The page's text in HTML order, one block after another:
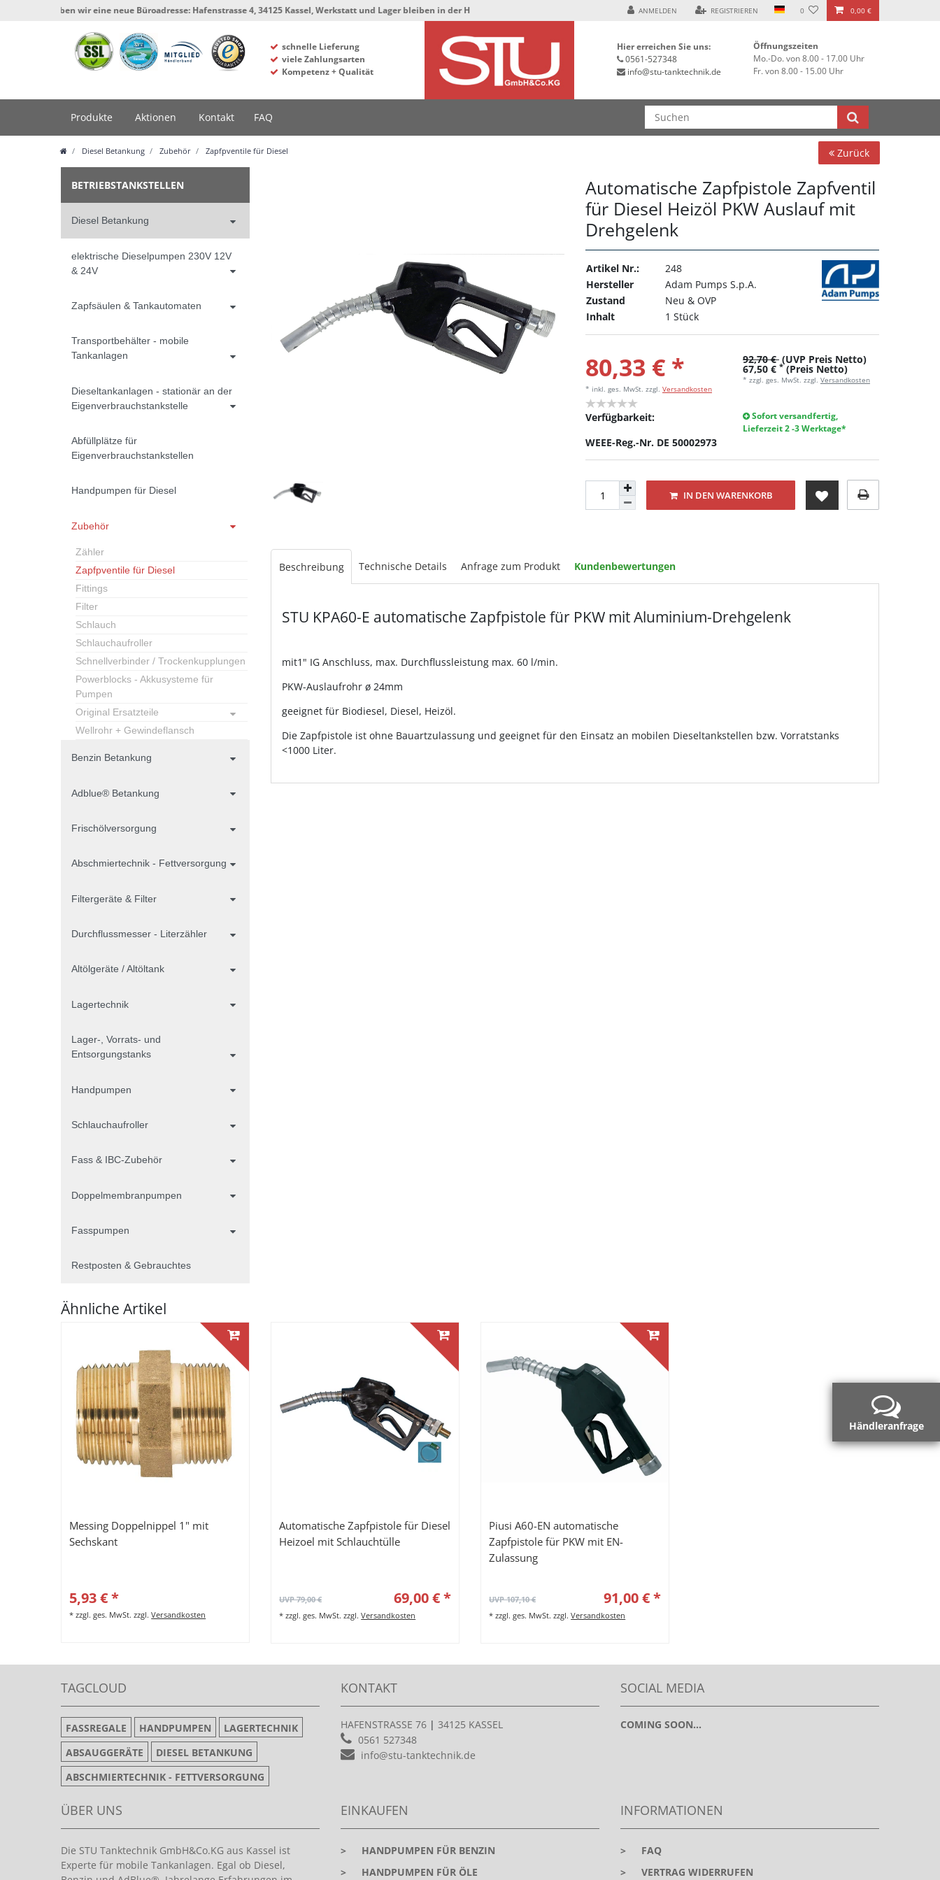
wir eine neue Büroadresse: Hafenstrasse 4, 34125 Kassel, Werkstatt und Lager bleiben in der Hafenstrasse 76, 34125 Kassel *** ANMELDEN REGISTRIEREN 0 0,00 €
schnelle Lieferung
viele Zahlungsarten
Kompetenz + Qualität
Hier erreichen Sie uns:
0561-527348
info@stu-tanktechnik.de
Öffnungszeiten
Mo.-Do. von 8.00 - 17.00 Uhr
Fr. von 8.00 - 15.00 Uhr
Händleranfrage
Produkte Aktionen Kontakt FAQ
Diesel Betankung Zubehör Zapfpventile für Diesel Zurück
BETRIEBSTANKSTELLEN
Diesel Betankung
elektrische Dieselpumpen 230V 12V
& 24V
Zapfsäulen & Tankautomaten
Transportbehälter - mobile
Tankanlagen
Dieseltankanlagen - stationär an der
Eigenverbrauchstankstelle
Abfüllplätze für
Eigenverbrauchstankstellen
Handpumpen für Diesel
Zubehör
Zähler
Zapfpventile für Diesel
Fittings
Filter
Schlauch
Schlauchaufroller
Schnellverbinder / Trockenkupplungen
Powerblocks - Akkusysteme für
Pumpen
Original Ersatzteile
Wellrohr + Gewindeflansch
Benzin Betankung
Adblue® Betankung
Frischölversorgung
Abschmiertechnik - Fettversorgung
Filtergeräte & Filter
Durchflussmesser - Literzähler
Altölgeräte / Altöltank
Lagertechnik
Lager-, Vorrats- und
Entsorgungstanks
Handpumpen
Schlauchaufroller
Fass & IBC-Zubehör
Doppelmembranpumpen
Fasspumpen
Restposten & Gebrauchtes
Automatische Zapfpistole Zapfventil
für Diesel Heizöl PKW Auslauf mit
Drehgelenk
Artikel Nr.:
248
Hersteller
Adam Pumps S.p.A.
Zustand
Neu & OVP
Inhalt
1 Stück
80,33 € *
* inkl. ges. MwSt. zzgl. Versandkosten
92,70 € (UVP Preis Netto)
67,50 € * (Preis Netto)
* zzgl. ges. MwSt. zzgl. Versandkosten
Verfügbarkeit:
Sofort versandfertig,
Lieferzeit 2 -3 Werktage*
WEEE-Reg.-Nr. DE 50002973
IN DEN WARENKORB
Beschreibung Technische Details Anfrage zum Produkt Kundenbewertungen
STU KPA60-E automatische Zapfpistole für PKW mit Aluminium-Drehgelenk
mit1" IG Anschluss, max. Durchflussleistung max. 60 l/min.
PKW-Auslaufrohr ø 24mm
geeignet für Biodiesel, Diesel, Heizöl.
Die Zapfpistole ist ohne Bauartzulassung und geeignet für den Einsatz an mobilen Dieseltankstellen bzw. Vorratstanks
<1000 Liter.
Ähnliche Artikel
Messing Doppelnippel 1" mit
Sechskant
5,93 € *
*zzgl. ges. MwSt. zzgl.Versandkosten
Automatische Zapfpistole für Diesel
Heizoel mit Schlauchtülle
UVP 79,00 € 69,00 € *
*zzgl. ges. MwSt. zzgl.Versandkosten
Piusi A60-EN automatische
Zapfpistole für PKW mit EN-
Zulassung
UVP 107,10 € 91,00 € *
*zzgl. ges. MwSt. zzgl.Versandkosten
TAGCLOUD
FASSREGALE HANDPUMPEN
LAGERTECHNIK
ABSAUGGERÄTE
DIESEL BETANKUNG
ABSCHMIERTECHNIK - FETTVERSORGUNG
KONTAKT
HAFENSTRASSE 76 | 34125 KASSEL
0561 527348
info@stu-tanktechnik.de
SOCIAL MEDIA
COMING SOON...
ÜBER UNS
Die STU Tanktechnik GmbH&Co.KG aus Kassel ist
Experte für mobile Tankanlagen. Egal ob Diesel,
EINKAUFEN
>
HANDPUMPEN FÜR BENZIN
>
HANDPUMPEN FÜR ÖLE
INFORMATIONEN
>
FAQ
>
VERTRAG WIDERRUFEN